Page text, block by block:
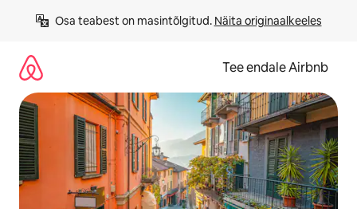
Osa teabest on masintõlgitud. Näita originaalkeeles
Tee endale Airbnb